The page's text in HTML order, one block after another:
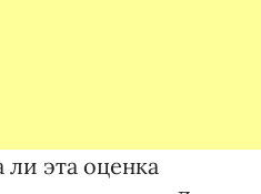
эта оценка